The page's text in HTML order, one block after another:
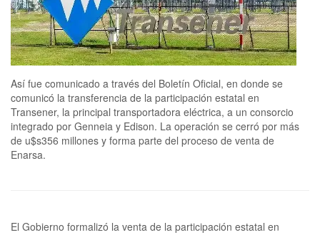
Así fue comunicado a través del Boletín Oficial, en donde se
comunicó la transferencia de la participación estatal en
Transener, la principal transportadora eléctrica, a un consorcio
integrado por Genneia y Edison. La operación se cerró por más
de u$s356 millones y forma parte del proceso de venta de
Enarsa.
El Gobierno formalizó la venta de la participación estatal en